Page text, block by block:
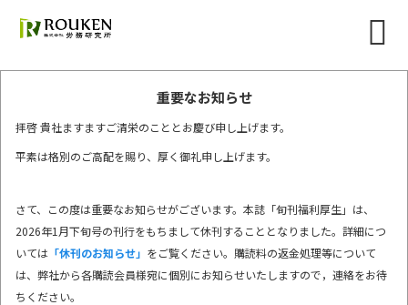
重要なお知らせ
拝啓 貴社ますますご清栄のこととお慶び申し上げます。
平素は格別のご高配を賜り、厚く御礼申し上げます。
さて、この度は重要なお知らせがございます。本誌「旬刊福利厚生」は、
2026年1月下旬号の刊行をもちまして休刊することとなりました。詳細につ
いては 「休刊のお知らせ」 をご覧ください。購読料の返金処理等について
は、弊社から各購読会員様宛に個別にお知らせいたしますので，連絡をお待
ちください。